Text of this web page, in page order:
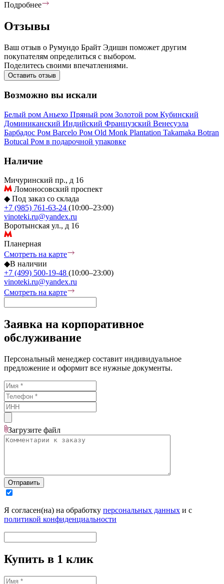
Подробнее
Отзывы
Ваш отзыв о Румундо Брайт Эдишн поможет другим
покупателям определиться с выбором.
Поделитесь своими впечатлениями.
Оставить отзыв
Возможно вы искали
Белый ром Аньехо Пряный ром Золотой ром Кубинский
Доминиканский Индийский Французский Венесуэла
Барбадос Ром Barcelo Ром Old Monk Plantation Takamaka Botran
Botucal Ром в подарочной упаковке
Наличие
Мичуринский пр., д 16
Ломоносовский проспект
◆ Под заказ со склада
+7 (985) 761-63-24 (10:00–23:00)
vinoteki.ru@yandex.ru
Воротынская ул., д 16
Планерная
Смотреть на карте
◆В наличии
+7 (499) 500-19-48 (10:00–23:00)
vinoteki.ru@yandex.ru
Смотреть на карте
Заявка на корпоративное
обслуживание
Персональный менеджер составит индивидуальное
предложение и оформит все нужные документы.
Загрузите файл
Отправить
Я согласен(на) на обработку персональных данных и с
политикой конфиденциальности
Купить в 1 клик